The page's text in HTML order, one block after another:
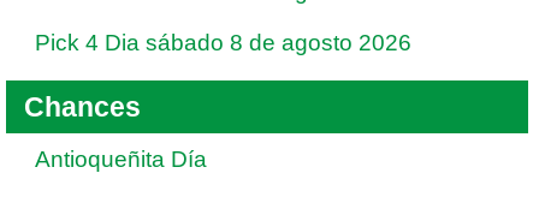
Pick 4 Dia sábado 8 de agosto 2026
Chances
Antioqueñita Día